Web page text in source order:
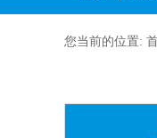
您当前的位置: